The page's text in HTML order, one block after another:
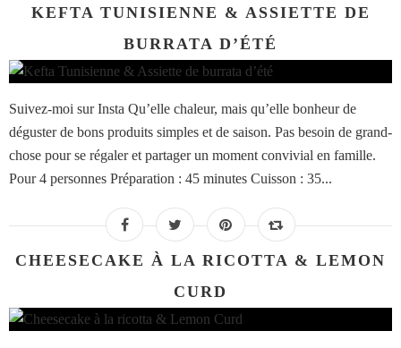
KEFTA TUNISIENNE & ASSIETTE DE
BURRATA D’ÉTÉ
Suivez-moi sur Insta Qu’elle chaleur, mais qu’elle bonheur de
déguster de bons produits simples et de saison. Pas besoin de grand-
chose pour se régaler et partager un moment convivial en famille.
Pour 4 personnes Préparation : 45 minutes Cuisson : 35...
CHEESECAKE À LA RICOTTA & LEMON
CURD